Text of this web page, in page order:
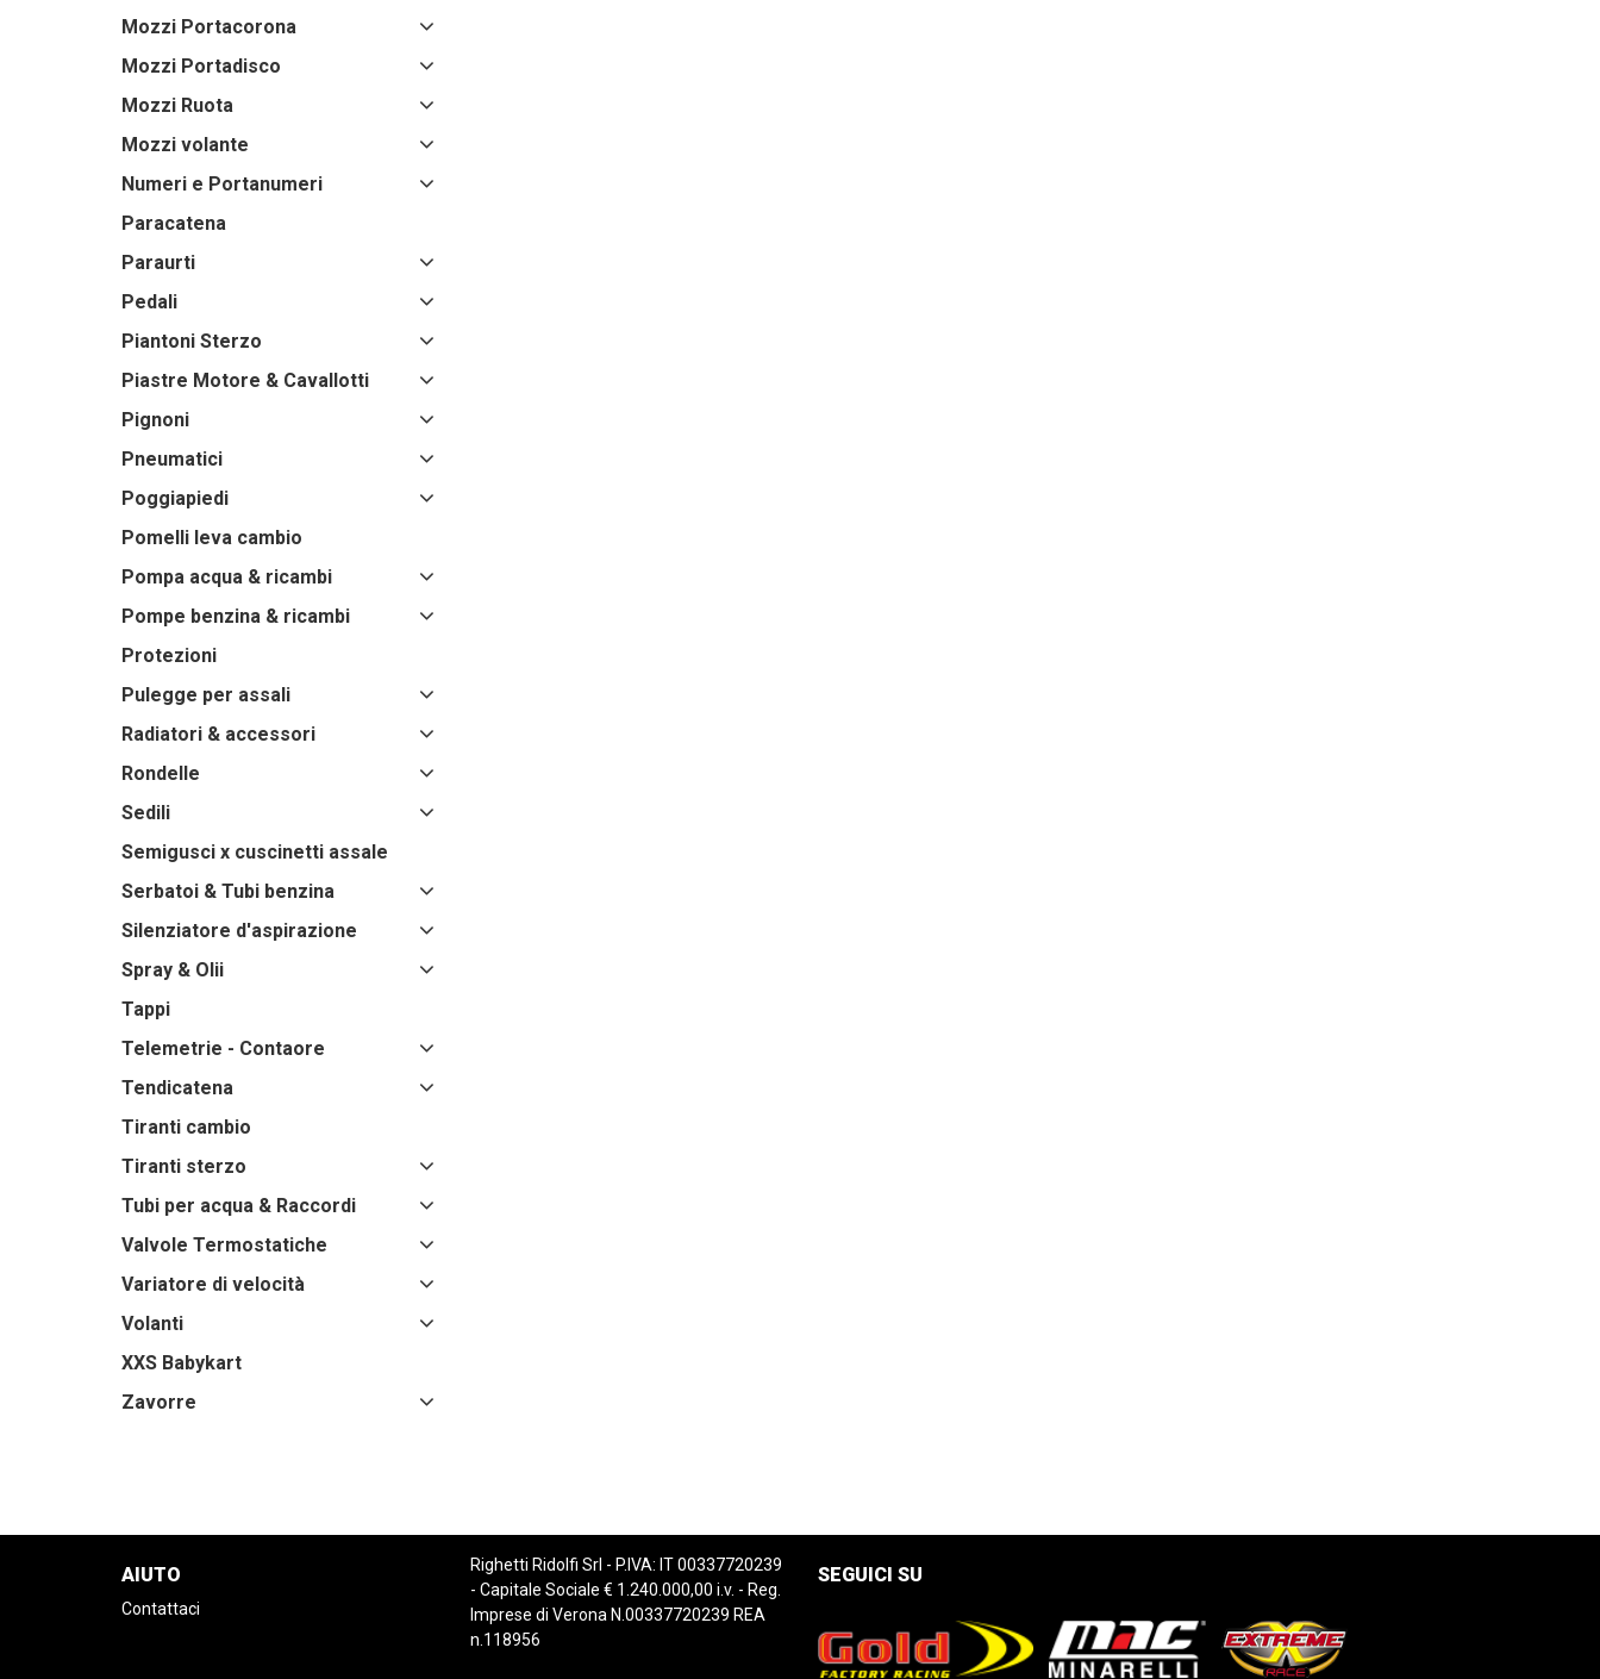
Mozzi Portacorona
Mozzi Portadisco
Mozzi Ruota
Mozzi volante
Numeri e Portanumeri
Paracatena
Paraurti
Pedali
Piantoni Sterzo
Piastre Motore & Cavallotti
Pignoni
Pneumatici
Poggiapiedi
Pomelli leva cambio
Pompa acqua & ricambi
Pompe benzina & ricambi
Protezioni
Pulegge per assali
Radiatori & accessori
Rondelle
Sedili
Semigusci x cuscinetti assale
Serbatoi & Tubi benzina
Silenziatore d'aspirazione
Spray & Olii
Tappi
Telemetrie - Contaore
Tendicatena
Tiranti cambio
Tiranti sterzo
Tubi per acqua & Raccordi
Valvole Termostatiche
Variatore di velocità
Volanti
XXS Babykart
Zavorre
AIUTO
Contattaci
Righetti Ridolfi Srl - P.IVA: IT 00337720239
- Capitale Sociale € 1.240.000,00 i.v. - Reg.
Imprese di Verona N.00337720239 REA
n.118956
SEGUICI SU